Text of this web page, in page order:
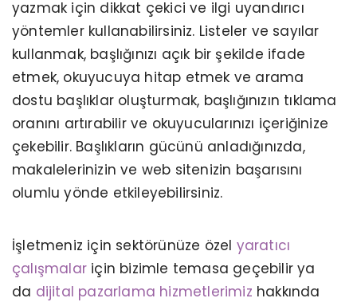
yazmak için dikkat çekici ve ilgi uyandırıcı
yöntemler kullanabilirsiniz. Listeler ve sayılar
kullanmak, başlığınızı açık bir şekilde ifade
etmek, okuyucuya hitap etmek ve arama
dostu başlıklar oluşturmak, başlığınızın tıklama
oranını artırabilir ve okuyucularınızı içeriğinize
çekebilir. Başlıkların gücünü anladığınızda,
makalelerinizin ve web sitenizin başarısını
olumlu yönde etkileyebilirsiniz.
İşletmeniz için sektörünüze özel yaratıcı
çalışmalar için bizimle temasa geçebilir ya
da dijital pazarlama hizmetlerimiz hakkında